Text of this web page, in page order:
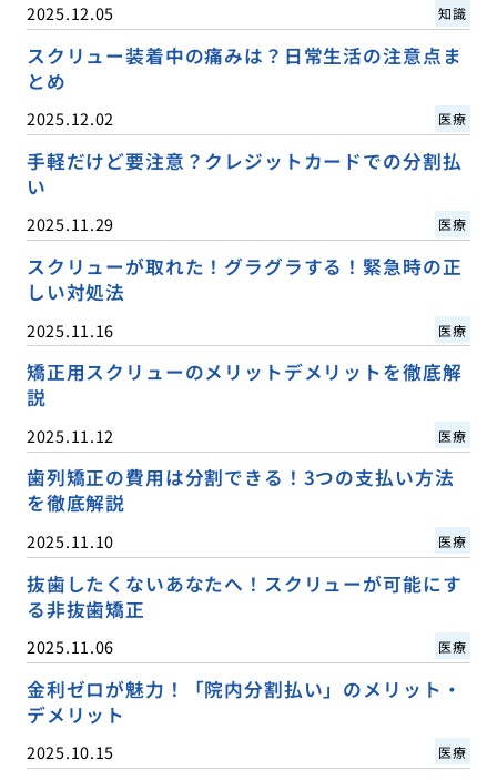
2025.12.05 知識
スクリュー装着中の痛みは？日常生活の注意点ま
とめ
2025.12.02 医療
手軽だけど要注意？クレジットカードでの分割払
い
2025.11.29 医療
スクリューが取れた！グラグラする！緊急時の正
しい対処法
2025.11.16 医療
矯正用スクリューのメリットデメリットを徹底解
説
2025.11.12 医療
歯列矯正の費用は分割できる！3つの支払い方法
を徹底解説
2025.11.10 医療
抜歯したくないあなたへ！スクリューが可能にす
る非抜歯矯正
2025.11.06 医療
金利ゼロが魅力！「院内分割払い」のメリット・
デメリット
2025.10.15 医療